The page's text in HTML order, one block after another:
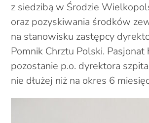
z siedzibą w Środzie
oraz pozyskiwania środków
na stanowisku zastępcy
Pomnik Chrztu Polski.
pozostanie p.o. dyrektora
nie dłużej niż na okres 6